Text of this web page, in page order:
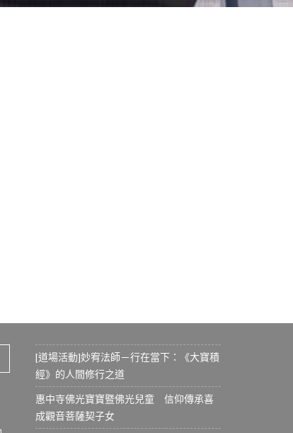
[道場活動]妙宥法師－行在當下：《大寶積
經》的人間修行之道
惠中寺佛光寶寶暨佛光兒童 信仰傳承喜
成觀音菩薩契子女